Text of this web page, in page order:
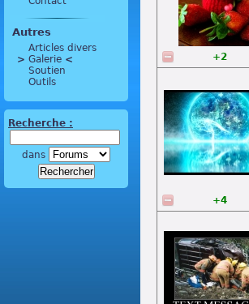
Autres
Articles divers
> Galerie <
Soutien
Outils
Recherche :
dans
+2
+4